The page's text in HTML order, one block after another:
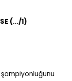
(.../1)